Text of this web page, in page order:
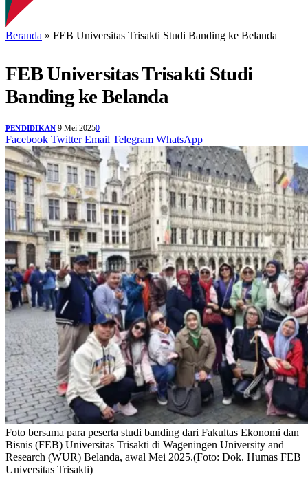
Beranda » FEB Universitas Trisakti Studi Banding ke Belanda
FEB Universitas Trisakti Studi
Banding ke Belanda
PENDIDIKAN 9 Mei 20250
Facebook Twitter Email Telegram WhatsApp
Foto bersama para peserta studi banding dari Fakultas Ekonomi dan
Bisnis (FEB) Universitas Trisakti di Wageningen University and
Research (WUR) Belanda, awal Mei 2025.(Foto: Dok. Humas FEB
Universitas Trisakti)